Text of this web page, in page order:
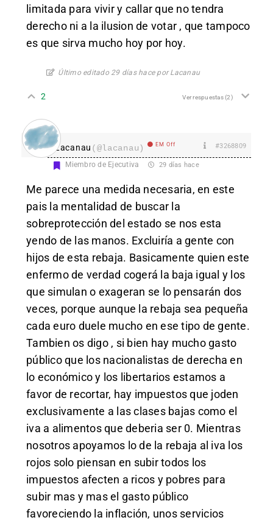
limitada para vivir y callar que no tendra
derecho ni a la ilusion de votar , que tampoco
es que sirva mucho hoy por hoy.
Último editado 29 días hace por Lacanau
2 Ver respuestas(2)
Lacanau (@lacanau) EM Off #3268809
Miembro de Ejecutiva 29 días hace
Me parece una medida necesaria, en este
pais la mentalidad de buscar la
sobreprotección del estado se nos esta
yendo de las manos. Excluiría a gente con
hijos de esta rebaja. Basicamente quien este
enfermo de verdad cogerá la baja igual y los
que simulan o exageran se lo pensarán dos
veces, porque aunque la rebaja sea pequeña
cada euro duele mucho en ese tipo de gente.
Tambien os digo , si bien hay mucho gasto
público que los nacionalistas de derecha en
lo económico y los libertarios estamos a
favor de recortar, hay impuestos que joden
exclusivamente a las clases bajas como el
iva a alimentos que deberia ser 0. Mientras
nosotros apoyamos lo de la rebaja al iva los
rojos solo piensan en subir todos los
impuestos afecten a ricos y pobres para
subir mas y mas el gasto público
favoreciendo la inflación, unos servicios